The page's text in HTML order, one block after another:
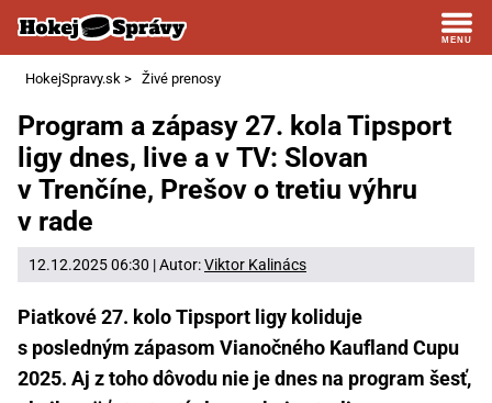
HokejSpravy.sk > Živé prenosy
Program a zápasy 27. kola Tipsport
ligy dnes, live a v TV: Slovan
v Trenčíne, Prešov o tretiu výhru
v rade
12.12.2025 06:30 | Autor:Viktor Kalinács
Piatkové 27. kolo Tipsport ligy koliduje
s posledným zápasom Vianočného Kaufland Cupu
2025. Aj z toho dôvodu nie je dnes na program šesť,